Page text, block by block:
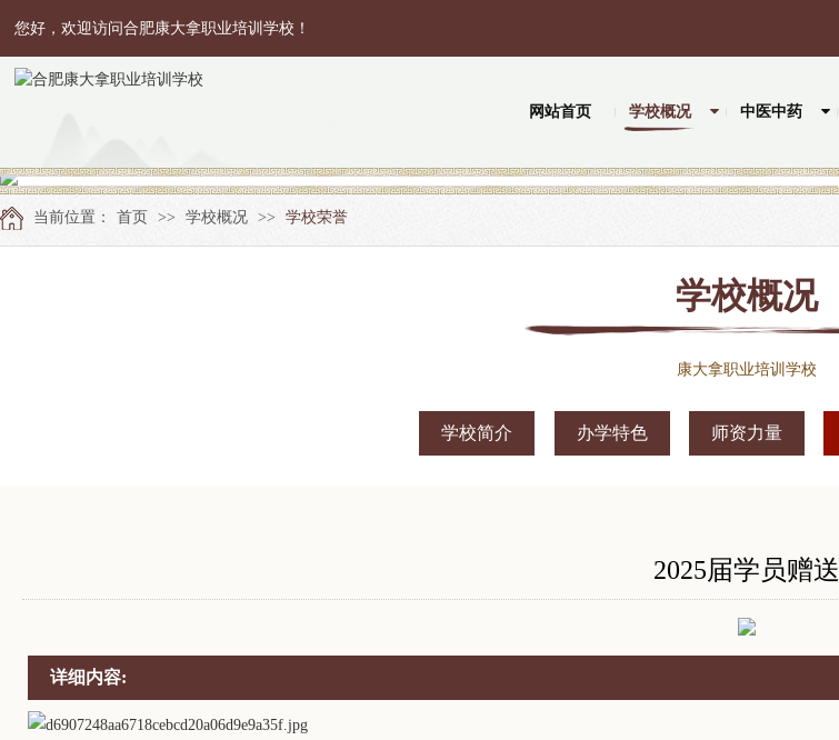
您好，欢迎访问合肥康大拿职业培训学校！
网站首页 学校概况 中医中药
当前位置： 首页 >> 学校概况 >> 学校荣誉
学校概况
康大拿职业培训学校
学校简介 办学特色 师资力量
2025届学员赠送
详细内容: